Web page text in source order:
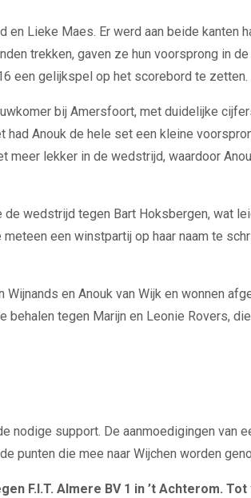
Lieke Maes. Er werd aan beide kanten
trekken, gaven ze hun voorsprong in
een gelijkspel op het scorebord te zetten.
bij Amersfoort, met duidelijke
Anouk de hele set een kleine
lekker in de wedstrijd, waardoor
wedstrijd tegen Bart Hoksbergen, wat
een winstpartij op haar naam te
en Anouk van Wijk en wonnen
tegen Marijn en Leonie Rovers,
nodige support. De aanmoedigingen van
punten die mee naar Wijchen worden
F.I.T. Almere BV 1 in ’t Achterom.